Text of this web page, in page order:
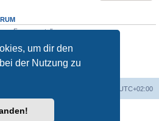
um dir den
der Nutzung zu
Forum erstellen.
nicht ändern.
Forum erstellen.
UTC+02:00
® Forum Software © phpBB Limited